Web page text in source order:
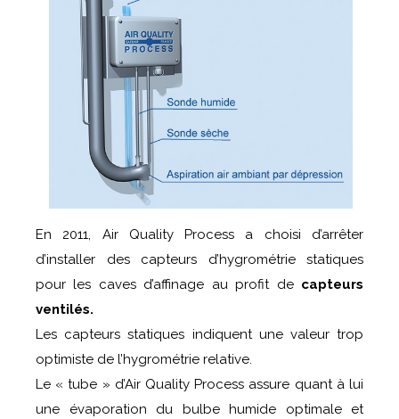
En 2011, Air Quality Process a choisi d’arrêter
d’installer des capteurs d’hygrométrie statiques
pour les caves d’affinage au profit de capteurs
ventilés.
Les capteurs statiques indiquent une valeur trop
optimiste de l’hygrométrie relative.
Le « tube » d’Air Quality Process assure quant à lui
une évaporation du bulbe humide optimale et